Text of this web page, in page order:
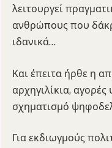
λειτουργεί
ανθρώπους που
ιδανικά…
Και έπειτα ήρθε η
αρχηγιλίκια,
σχηματισμό
Για εκδιωγμούς